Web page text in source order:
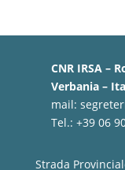
CNR IRSA –
Verbania –
mail:
Tel.: +39 06
Strada